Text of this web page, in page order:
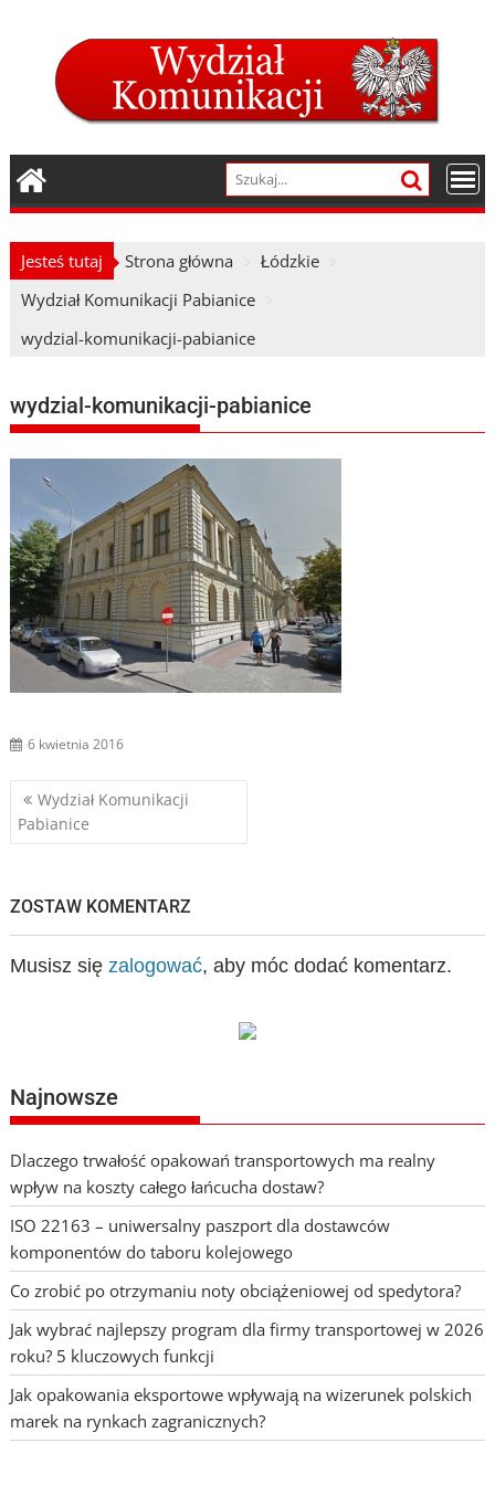
Jesteś tutaj Strona główna
Łódzkie
Wydział Komunikacji Pabianice
wydzial-komunikacji-pabianice
wydzial-komunikacji-pabianice
6 kwietnia 2016
Nawigacja
wpisu
Wydział Komunikacji
Pabianice
ZOSTAW KOMENTARZ
Musisz się zalogować, aby móc dodać komentarz.
Najnowsze
Dlaczego trwałość opakowań transportowych ma realny
wpływ na koszty całego łańcucha dostaw?
ISO 22163 – uniwersalny paszport dla dostawców
komponentów do taboru kolejowego
Co zrobić po otrzymaniu noty obciążeniowej od spedytora?
Jak wybrać najlepszy program dla firmy transportowej w 2026
roku? 5 kluczowych funkcji
Jak opakowania eksportowe wpływają na wizerunek polskich
marek na rynkach zagranicznych?